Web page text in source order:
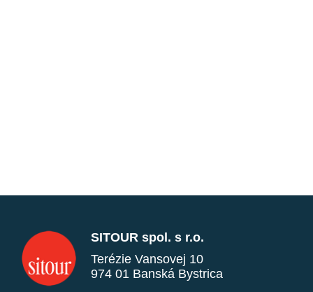
SITOUR spol. s r.o.
Terézie Vansovej 10
974 01 Banská Bystrica